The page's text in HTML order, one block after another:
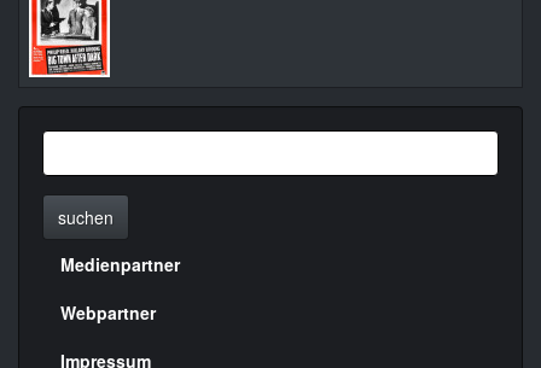
suchen
Menülinks
rechte
Medienpartner
Webpartner
Impressum